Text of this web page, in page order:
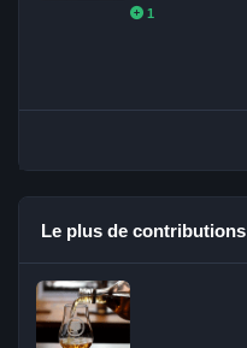
1
Le plus de contributions